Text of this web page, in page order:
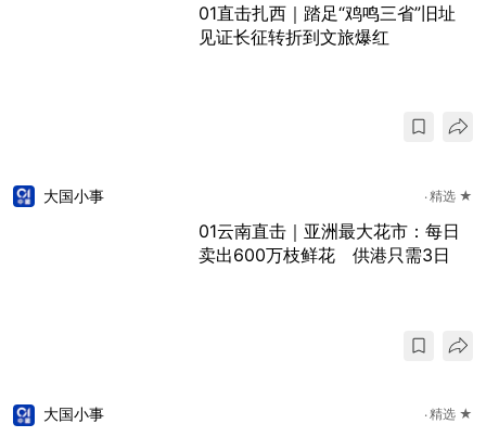
01直击扎西｜踏足“鸡鸣三省”旧址
见证长征转折到文旅爆红
大国小事 精选 ★
01云南直击｜亚洲最大花市：每日
卖出600万枝鲜花 供港只需3日
大国小事 精选 ★